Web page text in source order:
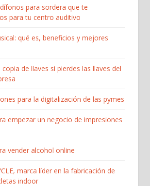
para sordera que te
para tu centro auditivo
qué es, beneficios y mejores
de llaves si pierdes las llaves del
para la digitalización de las pymes
empezar un negocio de impresiones
vender alcohol online
marca líder en la fabricación de
indoor